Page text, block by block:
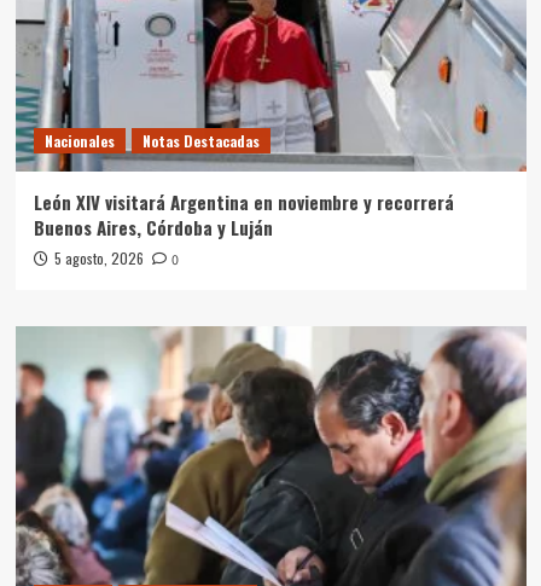
Nacionales Notas Destacadas
León XIV visitará Argentina en noviembre y recorrerá
Buenos Aires, Córdoba y Luján
5 agosto, 2026 0